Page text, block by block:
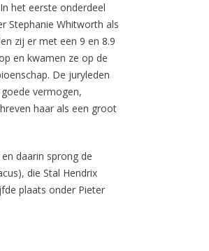
het eerste onderdeel
Stephanie Whitworth als
zij er met een 9 en 8.9
en kwamen ze op de
De juryleden
vermogen,
haar als een groot
daarin sprong de
die Stal Hendrix
plaats onder Pieter